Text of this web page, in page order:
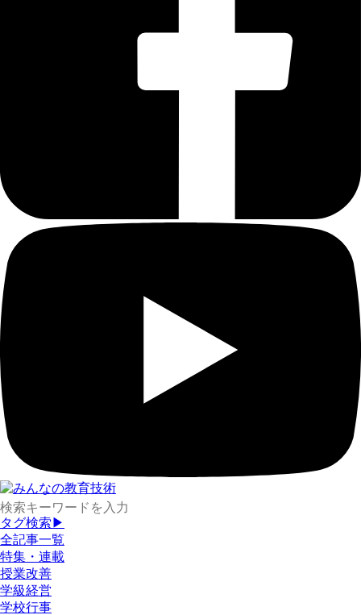
タグ検索▶
全記事一覧
特集・連載
授業改善
学級経営
学校行事